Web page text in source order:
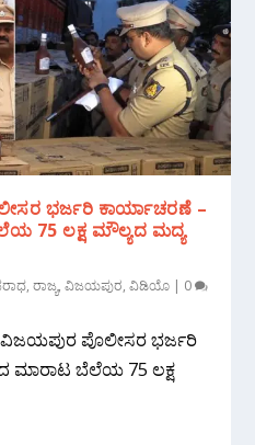
ಭರ್ಜರಿ ಕಾರ್ಯಾಚರಣೆ –
75 ಲಕ್ಷ ಮೌಲ್ಯದ ಮದ್ಯ
,ರಾಜ್ಯ,ವಿಜಯಪುರ,ವಿಡಿಯೊ | 0
ಪೊಲೀಸರ ಭರ್ಜರಿ
ಮಾರಾಟ ಬೆಲೆಯ 75 ಲಕ್ಷ